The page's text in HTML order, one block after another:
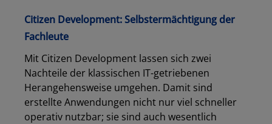
Citizen Development: Selbstermächtigung der
Fachleute
Mit Citizen Development lassen sich zwei
Nachteile der klassischen IT-getriebenen
Herangehensweise umgehen. Damit sind
erstellte Anwendungen nicht nur viel schneller
operativ nutzbar; sie sind auch wesentlich